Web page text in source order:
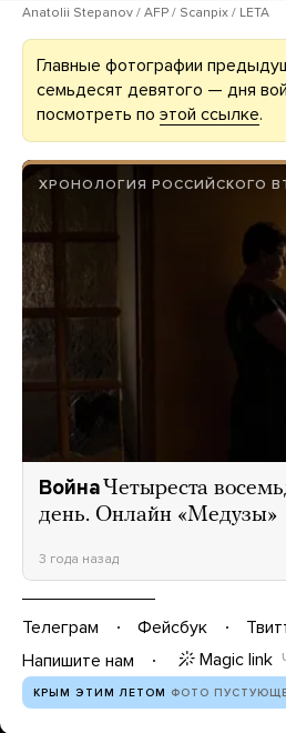
Anatolii Stepanov / AFP / Scanpix / LETA
Главные фотографии
семьдесят девятого — дня
посмотреть по этой ссылке.
ХРОНОЛОГИЯ РОССИЙСКОГО
Война Четыреста
день. Онлайн «Медузы»
3 года назад
Телеграм Фейсбук
Напишите нам
Magic link
КРЫМ ЭТИМ ЛЕТОМ ФОТО